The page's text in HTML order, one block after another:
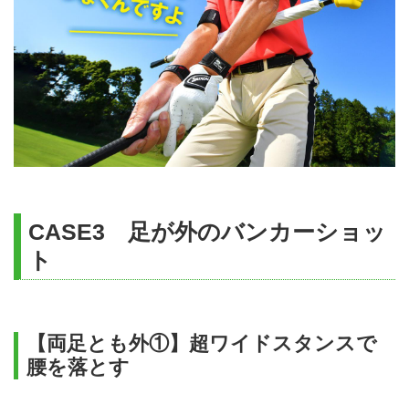
CASE3 足が外のバンカーショッ
ト
【両足とも外①】超ワイドスタンスで
腰を落とす